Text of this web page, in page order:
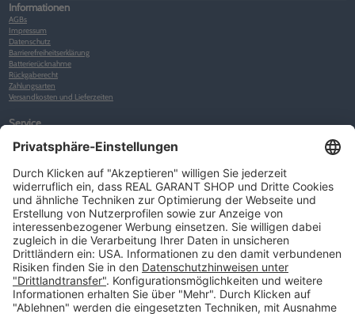
Informationen
AGBs
Impressum
Datenschutz
Barrierefreiheitserklärung
Batterierücknahme
Rückgaberecht
Zahlungsarten
Versandkosten und Lieferzeiten
Service
Warenkorb
Neues Kunden-Konto anlegen
Newsletter
Kontakt
FAQs
Über uns
Kategorien
Betriebsorganisation (52)
Schlüsselorganisation (140)
Reifenorganisation (35)
Werkstattorganisation (166)
Preisauszeichnung und Preisdisplays (35)
Formulare KFZ und Werkstatt (34)